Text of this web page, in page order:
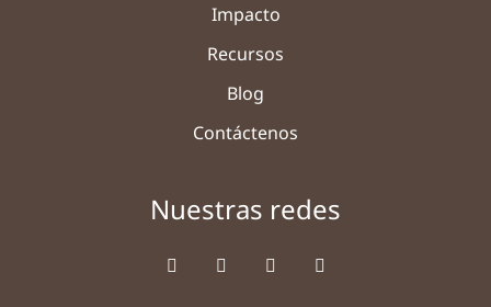
Impacto
Recursos
Blog
Contáctenos
Nuestras redes